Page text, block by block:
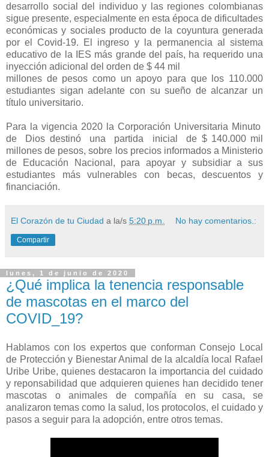
desarrollo social del individuo y las regiones colombianas
sigue presente, especialmente en esta época de dificultades
económicas y sociales producto de la coyuntura generada
por el Covid-19. El ingreso y la permanencia al sistema
educativo de la IES más grande del país, ha requerido una
inyección adicional del orden de $ 44 mil
millones de pesos como un apoyo para que los 110.000
estudiantes sigan adelante con su sueño de alcanzar un
título universitario.
Para la vigencia 2020 la Corporación Universitaria Minuto
de Dios destinó una partida inicial de $ 140.000 mil
millones de pesos, sobre los precios informados a Ministerio
de Educación Nacional, para apoyar y subsidiar a sus
estudiantes más vulnerables con becas, descuentos y
financiación.
El Corazón de tu Ciudad a la/s 5:20 p.m. No hay comentarios.:
Compartir
lunes, 1 de junio de 2020
¿Qué implica la tenencia responsable
de mascotas en el marco del
COVID_19?
Hablamos con los expertos que conforman Consejo Local
de Protección y Bienestar Animal de la alcaldía local Rafael
Uribe Uribe, quienes destacaron la importancia del cuidado
y reponsabilidad que adquieren quienes han decidido tener
mascotas o animales de compañía en su casa, se
analizaron temas como la salud, los protocolos, el cuidado y
pasos a seguir para la adopción, entre otros temas.